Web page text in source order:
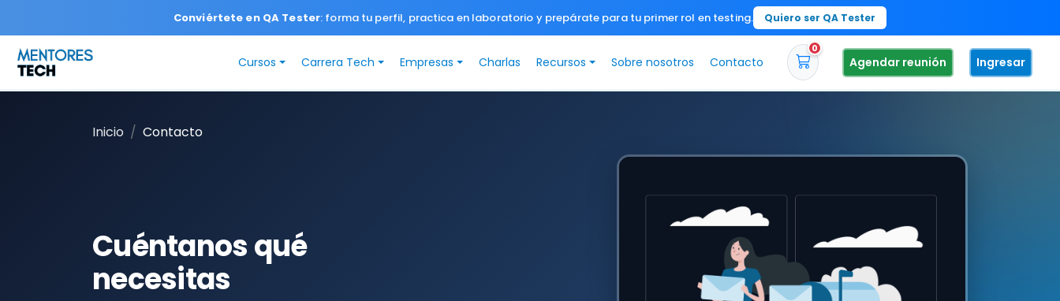
Conviértete en QA Tester: forma tu perfil, practica en laboratorio y prepárate para tu primer rol en testing. Quiero ser QA Tester
Cursos Carrera Tech Empresas Charlas Recursos Sobre nosotros Contacto
0
Agendar reunión Ingresar
Inicio Contacto
Cuéntanos qué
necesitas